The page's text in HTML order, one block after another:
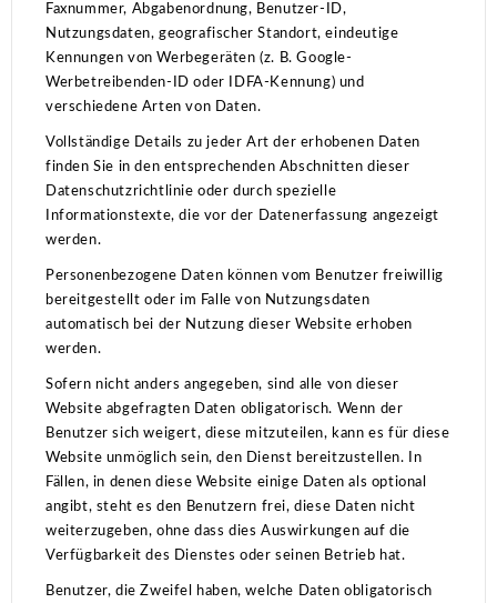
Faxnummer, Abgabenordnung, Benutzer-ID,
Nutzungsdaten, geografischer Standort, eindeutige
Kennungen von Werbegeräten (z. B. Google-
Werbetreibenden-ID oder IDFA-Kennung) und
verschiedene Arten von Daten.
Vollständige Details zu jeder Art der erhobenen Daten
finden Sie in den entsprechenden Abschnitten dieser
Datenschutzrichtlinie oder durch spezielle
Informationstexte, die vor der Datenerfassung angezeigt
werden.
Personenbezogene Daten können vom Benutzer freiwillig
bereitgestellt oder im Falle von Nutzungsdaten
automatisch bei der Nutzung dieser Website erhoben
werden.
Sofern nicht anders angegeben, sind alle von dieser
Website abgefragten Daten obligatorisch. Wenn der
Benutzer sich weigert, diese mitzuteilen, kann es für diese
Website unmöglich sein, den Dienst bereitzustellen.
In
Fällen, in denen diese Website einige Daten als optional
angibt, steht es den Benutzern frei, diese Daten nicht
weiterzugeben, ohne dass dies Auswirkungen auf die
Verfügbarkeit des Dienstes oder seinen Betrieb hat.
Benutzer, die Zweifel haben, welche Daten obligatorisch